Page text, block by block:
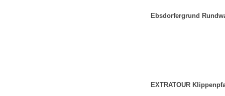
Ebsdorfergrund
EXTRATOUR